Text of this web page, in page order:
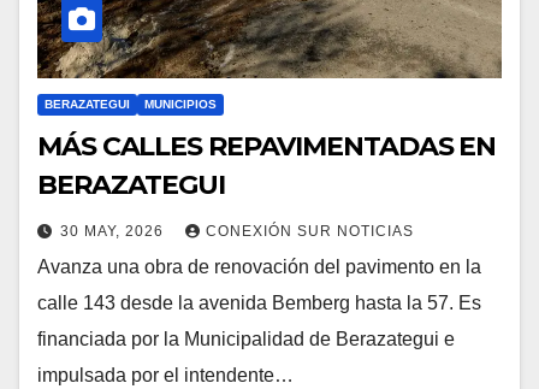
BERAZATEGUI MUNICIPIOS
MÁS CALLES REPAVIMENTADAS EN
BERAZATEGUI
30 MAY, 2026 CONEXIÓN SUR NOTICIAS
Avanza una obra de renovación del pavimento en la
calle 143 desde la avenida Bemberg hasta la 57. Es
financiada por la Municipalidad de Berazategui e
impulsada por el intendente…